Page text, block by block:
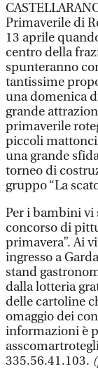
Primaverile di
13 aprile
centro della
spunteranno
tantissime
una domenica
grande
primaverile
piccoli
una grande
torneo di
gruppo “La
Per i bambini vi
concorso di
primavera”. Ai
ingresso a
stand
dalla lotteria
delle cartoline
omaggio dei
informazioni è
335.56.41.103.